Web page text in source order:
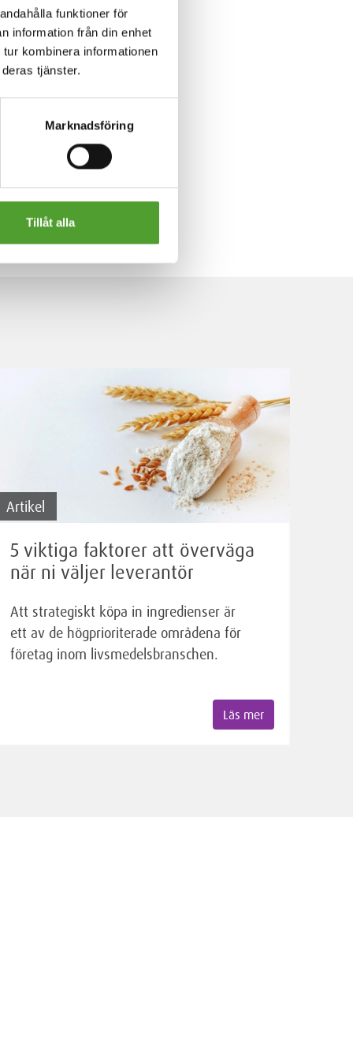
funktioner för
information från din enhet
kombinera informationen
tjänster.
Marknadsföring
Tillåt alla
Artikel
5 viktiga faktorer att överväga
när ni väljer leverantör
Att strategiskt köpa in ingredienser är
ett av de högprioriterade områdena för
företag inom livsmedelsbranschen.
Läs mer